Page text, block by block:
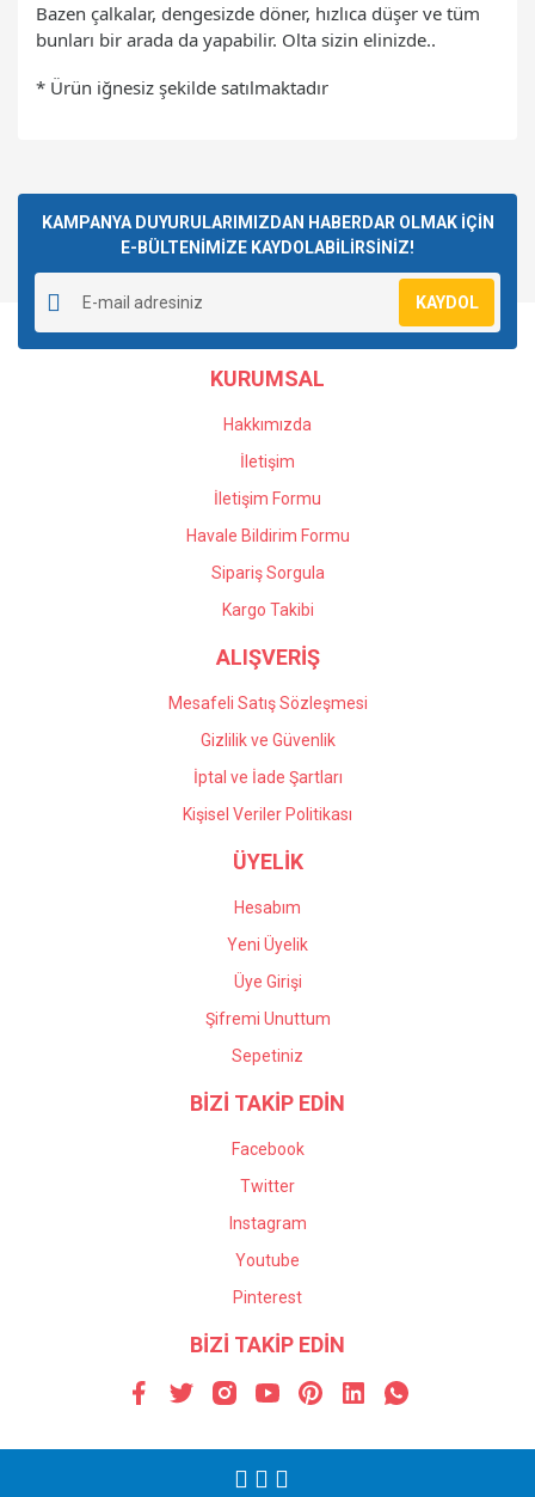
Bazen çalkalar, dengesizde döner, hızlıca düşer ve tüm
bunları bir arada da yapabilir. Olta sizin elinizde..
* Ürün iğnesiz şekilde satılmaktadır
Yorum Yaz
kullanarak tarafımıza iletebilirsiniz.
Görüş ve önerileriniz için teşekkür ederiz.
Ürün resmi kalitesiz, bozuk veya görüntülenemiyor.
Ürün açıklamasında eksik bilgiler bulunuyor.
Ürün bilgilerinde hatalar bulunuyor.
Ürün fiyatı diğer sitelerden daha pahalı.
Gönder
KAMPANYA DUYURULARIMIZDAN HABERDAR OLMAK İÇİN
E-BÜLTENİMİZE KAYDOLABİLİRSİNİZ!
KAYDOL
KURUMSAL
Hakkımızda
İletişim
İletişim Formu
Havale Bildirim Formu
Sipariş Sorgula
Kargo Takibi
ALIŞVERİŞ
Mesafeli Satış Sözleşmesi
Gizlilik ve Güvenlik
İptal ve İade Şartları
Kişisel Veriler Politikası
ÜYELİK
Hesabım
Yeni Üyelik
Üye Girişi
Şifremi Unuttum
Sepetiniz
BİZİ TAKİP EDİN
Facebook
Twitter
Instagram
Youtube
Pinterest
BİZİ TAKİP EDİN